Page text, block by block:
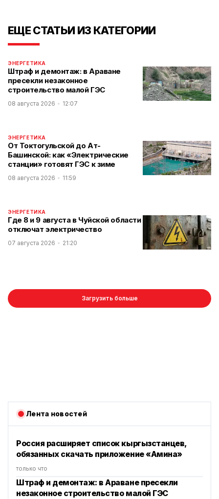
ЕЩЕ СТАТЬИ ИЗ КАТЕГОРИИ
ЭНЕРГЕТИКА
Штраф и демонтаж: в Араване
пресекли незаконное
строительство малой ГЭС
08 августа 2026 12:07
ЭНЕРГЕТИКА
От Токтогульской до Ат-
Башинской: как «Электрические
станции» готовят ГЭС к зиме
08 августа 2026 11:59
ЭНЕРГЕТИКА
Где 8 и 9 августа в Чуйской области
отключат электричество
07 августа 2026 21:20
Загрузить больше
Лента новостей
Россия расширяет список кыргызстанцев,
обязанных скачать приложение «Амина»
только что
Штраф и демонтаж: в Араване пресекли
незаконное строительство малой ГЭС